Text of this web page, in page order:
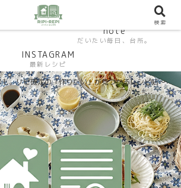
。リピ確定の「作りたい」が見つかるレシピ帖〜
HP おうちごはんラボ
note
だいたい毎日、台所。
INSTAGRAM
最新レシピ
検索